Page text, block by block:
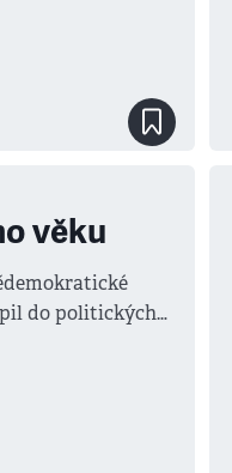
věku
do politických
o tom, že mluviti